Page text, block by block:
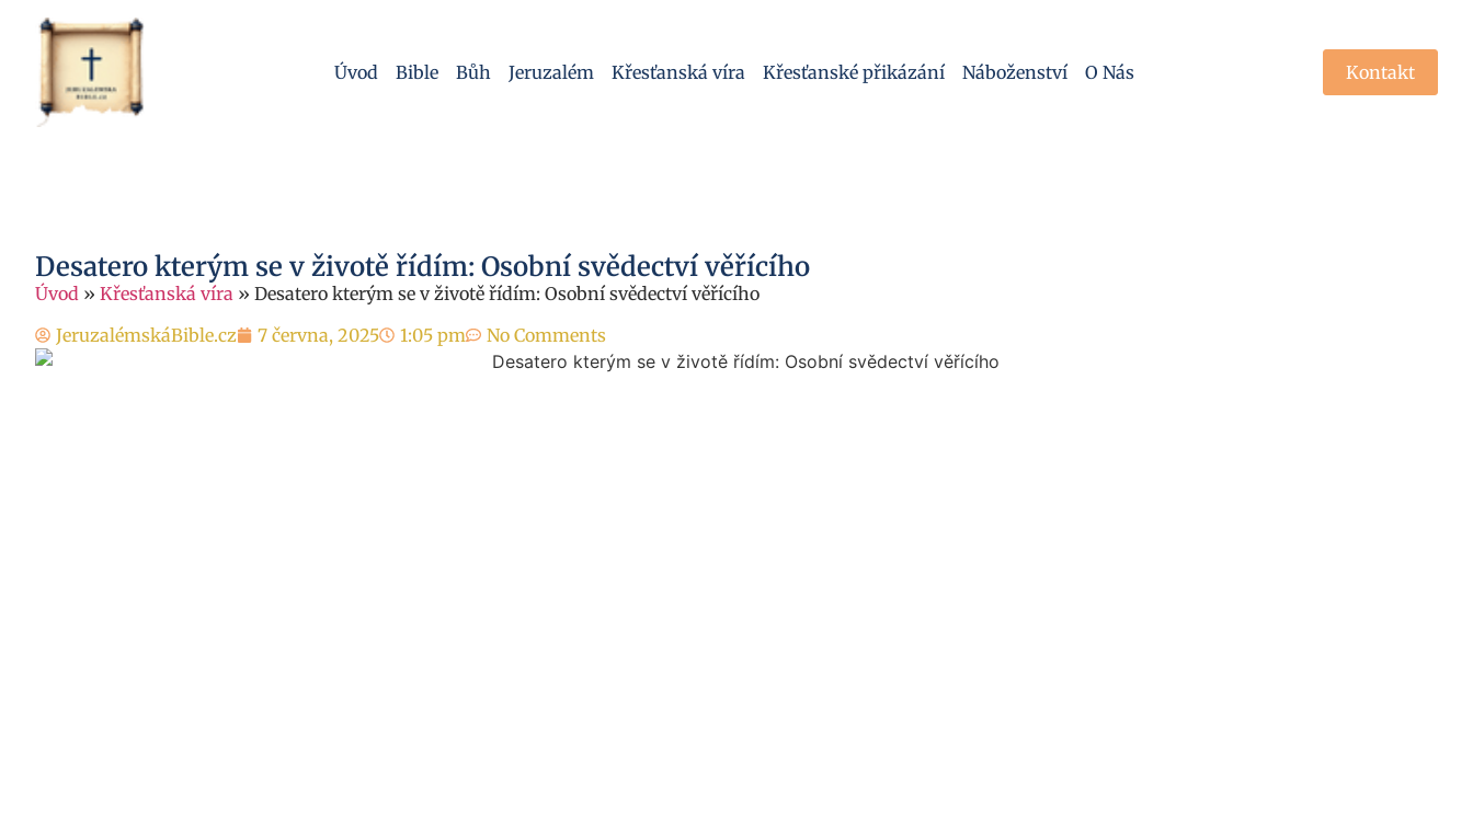
Úvod Bible Bůh Jeruzalém Křesťanská víra Křesťanské přikázání Náboženství O Nás Kontakt
Desatero kterým se v životě řídím: Osobní svědectví věřícího
Úvod » Křesťanská víra » Desatero kterým se v životě řídím: Osobní svědectví věřícího
JeruzalémskáBible.cz
7 června, 2025 1:05 pm No Comments